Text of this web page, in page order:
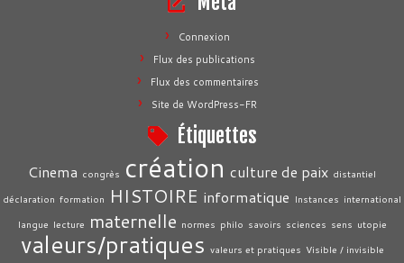
Connexion
Flux des publications
Flux des commentaires
Site de WordPress-FR
Étiquettes
Cinema congrès création culture de paix distantiel
déclaration formation HISTOIRE informatique Instances international
langue lecture maternelle normes philo savoirs sciences sens utopie
valeurs/pratiques valeurs et pratiques Visible / invisible